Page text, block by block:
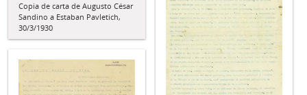
Copia de carta de Augusto César
Sandino a Estaban Pavletich,
30/3/1930